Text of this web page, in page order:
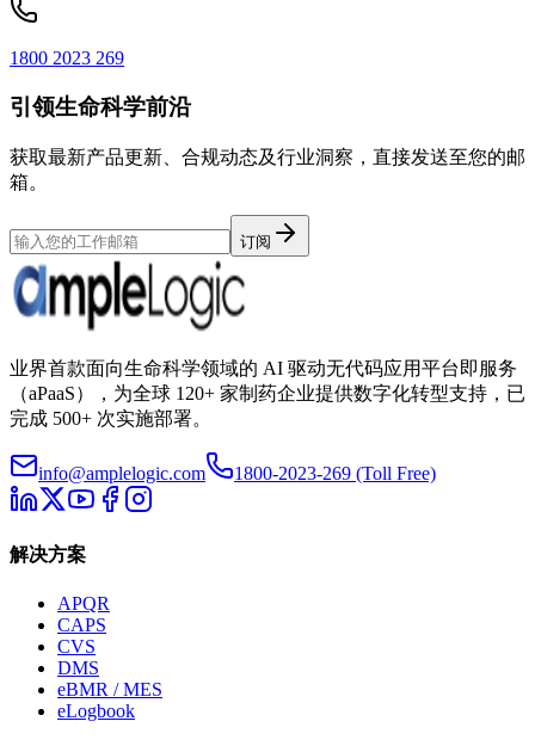
1800 2023 269
引领生命科学前沿
获取最新产品更新、合规动态及行业洞察，直接发送至您的邮
箱。
订阅
业界首款面向生命科学领域的 AI 驱动无代码应用平台即服务
（aPaaS），为全球 120+ 家制药企业提供数字化转型支持，已
完成 500+ 次实施部署。
info@amplelogic.com 1800-2023-269 (Toll Free)
解决方案
APQR
CAPS
CVS
DMS
eBMR / MES
eLogbook